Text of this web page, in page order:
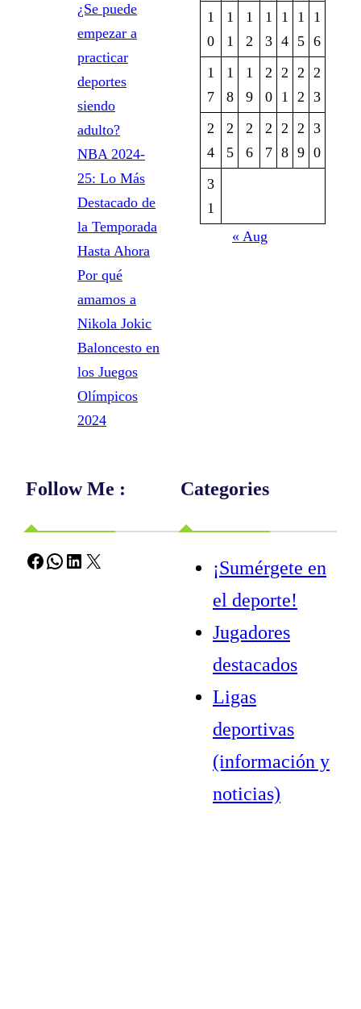
¿Se puede
empezar a
practicar
deportes
siendo
adulto?
NBA 2024-
25: Lo Más
Destacado de
la Temporada
Hasta Ahora
Por qué
amamos a
Nikola Jokic
Baloncesto en
los Juegos
Olímpicos
2024
1
0
1
1
1
2
1
3
1
4
1
5
1
6
1
7
1
8
1
9
2
0
2
1
2
2
2
3
2
4
2
5
2
6
2
7
2
8
2
9
3
0
3
1
« Aug
Follow Me :
Facebook WhatsApp LinkedIn X
Categories
¡Sumérgete en
el deporte!
Jugadores
destacados
Ligas
deportivas
(información y
noticias)